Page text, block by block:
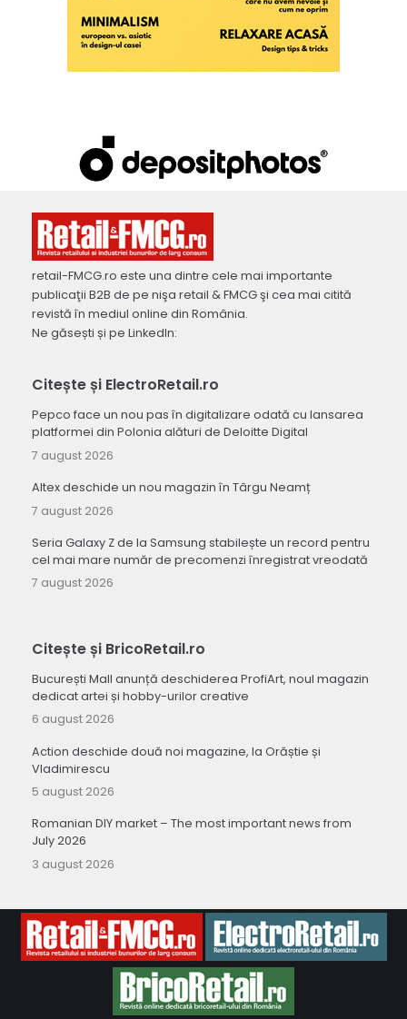
retail-FMCG.ro este una dintre cele mai importante
publicaţii B2B de pe nişa retail & FMCG şi cea mai citită
revistă în mediul online din România.
Ne găsești și pe LinkedIn:
Citește și ElectroRetail.ro
Pepco face un nou pas în digitalizare odată cu lansarea
platformei din Polonia alături de Deloitte Digital
7 august 2026
Altex deschide un nou magazin în Târgu Neamț
7 august 2026
Seria Galaxy Z de la Samsung stabilește un record pentru
cel mai mare număr de precomenzi înregistrat vreodată
7 august 2026
Citește și BricoRetail.ro
București Mall anunță deschiderea ProfiArt, noul magazin
dedicat artei și hobby-urilor creative
6 august 2026
Action deschide două noi magazine, la Orăștie și
Vladimirescu
5 august 2026
Romanian DIY market – The most important news from
July 2026
3 august 2026